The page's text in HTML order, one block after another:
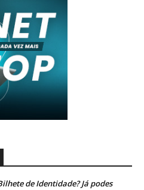
de Identidade? Já podes